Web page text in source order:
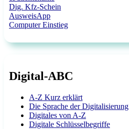
Dig. Kfz-Schein
AusweisApp
Computer Einstieg
Digital-ABC
A-Z Kurz erklärt
Die Sprache der Digitalisierung
Digitales von A-Z
Digitale Schlüsselbegriffe